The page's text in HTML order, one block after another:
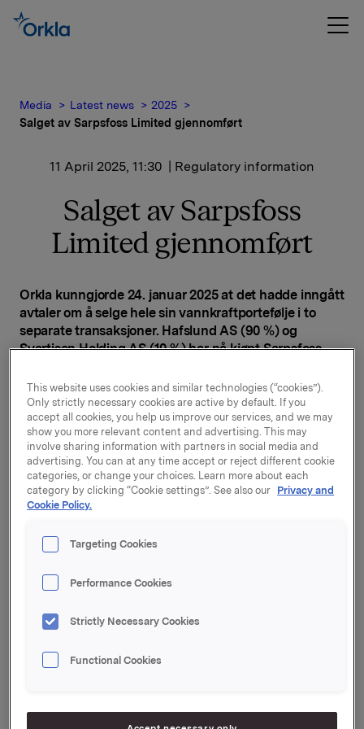
Media Latest news
2025
Salget av Sarpsfoss Limited gjennomført
11 April 2025, 11:30 | Regulatory information
Salget av Sarpsfoss
Limited gjennomført
Orkla kunngjorde 24. januar 2025 at det hadde inngått
avtaler om å selge hele sin vannkraftportefølje i to
separate transaksjoner. Hafslund AS (90 %) og
Svartisen Holding AS (10 %) har nå kjøpt Sarpsfoss
Transaksjonen ble gjennomført i dag, etter
godkjenning fra relevante konkurransemyndigheter
og det norske energidepartementet. De underliggende
eiendelene består av elvekraftproduksjon i
Sarpefossen og Mossefossen, med en samlet
gjennomsnittlig årlig produksjon på 536 GWh.
https://newsweb.oslobors.no/message/637066
Transaksjonen vil ha regnskapsmessig virkning fra 1.
april 2025.
Når det gjelder transaksjonen som omfatter Å Energis
AS, er de nødvendige regulatoriske godkjenningene
This website uses cookies and similar technologies (“cookies”).
Only strictly necessary cookies are active by default. If you
accept all cookies, you help us improve our services, and we may
show you more relevant content and advertising. This may
involve sharing information with partners in social media and
advertising. You can at any time accept or reject different cookie
categories, or change your choices. Learn more about each
category by clicking “Cookie settings”. See also our Privacy and
Cookie Policy.
Targeting Cookies
Performance Cookies
Strictly Necessary Cookies
Functional Cookies